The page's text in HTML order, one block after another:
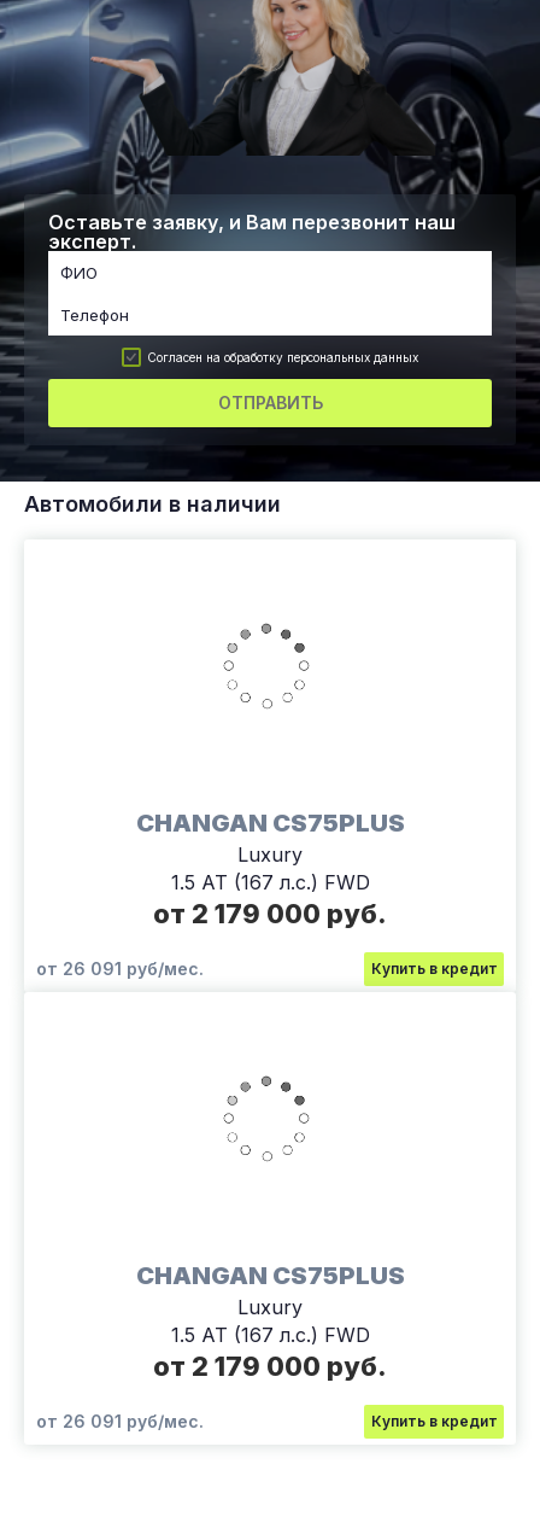
Оставьте заявку, и Вам перезвонит наш
эксперт.
Согласен на обработку персональных данных
ОТПРАВИТЬ
Автомобили в наличии
CHANGAN CS75PLUS
Luxury
1.5 AT (167 л.с.) FWD
от 2 179 000 руб.
от 26 091 руб/мес. Купить в кредит
CHANGAN CS75PLUS
Luxury
1.5 AT (167 л.с.) FWD
от 2 179 000 руб.
от 26 091 руб/мес. Купить в кредит